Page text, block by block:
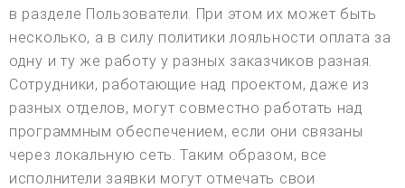
в разделе Пользователи. При этом их может быть
несколько, а в силу политики лояльности оплата за
одну и ту же работу у разных заказчиков разная.
Сотрудники, работающие над проектом, даже из
разных отделов, могут совместно работать над
программным обеспечением, если они связаны
через локальную сеть. Таким образом, все
исполнители заявки могут отмечать свои